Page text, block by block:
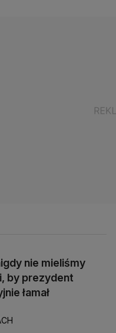
nie mieliśmy
by prezydent
łamał